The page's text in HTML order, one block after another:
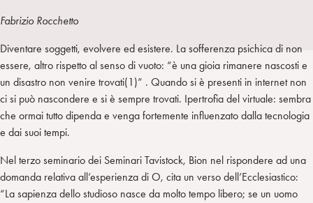
L
p e
i
n
i
t
e
r
a
m
Fabrizio Rocchetto
Diventare soggetti, evolvere ed esistere. La sofferenza psichica di non
essere, altro rispetto al senso di vuoto: “è una gioia rimanere nascosti e
un disastro non venire trovati(1)” . Quando si è presenti in internet non
ci si può nascondere e si è sempre trovati. Ipertrofia del virtuale: sembra
che ormai tutto dipenda e venga fortemente influenzato dalla tecnologia
e dai suoi tempi.
Nel terzo seminario dei Seminari Tavistock, Bion nel rispondere ad una
domanda relativa all’esperienza di O, cita un verso dell’Ecclesiastico:
“La sapienza dello studioso nasce da molto tempo libero; se un uomo